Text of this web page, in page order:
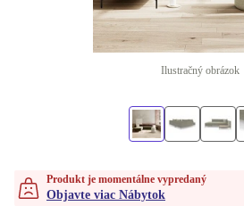
Ilustračný obrázok
Produkt je momentálne vypredaný
Objavte viac Nábytok